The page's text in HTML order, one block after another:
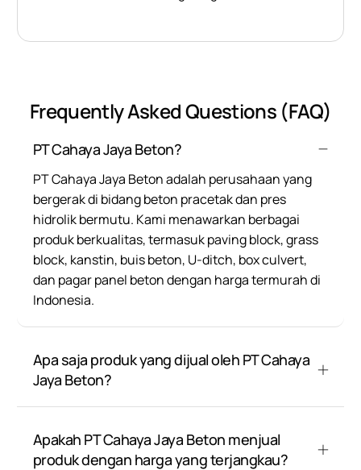
Frequently Asked Questions (FAQ)
PT Cahaya Jaya Beton?
PT Cahaya Jaya Beton adalah perusahaan yang
bergerak di bidang beton pracetak dan pres
hidrolik bermutu. Kami menawarkan berbagai
produk berkualitas, termasuk paving block, grass
block, kanstin, buis beton, U-ditch, box culvert,
dan pagar panel beton dengan harga termurah di
Indonesia.
Apa saja produk yang dijual oleh PT Cahaya
Jaya Beton?
Apakah PT Cahaya Jaya Beton menjual
produk dengan harga yang terjangkau?